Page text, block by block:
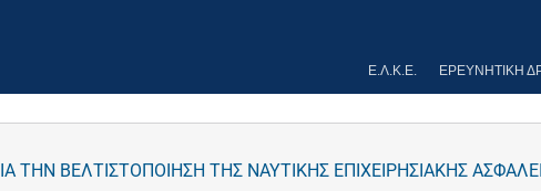
Ε.Λ.Κ.Ε. ΕΡΕΥΝΗΤΙΚΉ
ΤΗΝ ΒΕΛΤΙΣΤΟΠΟΙΗΣΗ ΤΗΣ ΝΑΥΤΙΚΗΣ ΕΠΙΧΕΙΡΗΣΙΑΚΗΣ